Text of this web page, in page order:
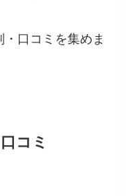
口コミを集めま
コミ